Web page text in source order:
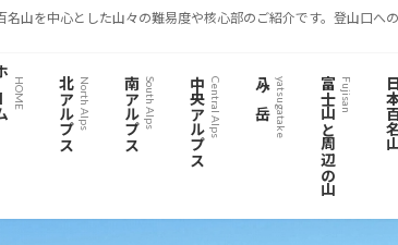
山を中心とした山々の難易度や核心部のご紹介です。登山口へ
ホーム HOME 北アルプスNorth Alps 南アルプスSouth Alps 中央アルプスCentral Alps 八ヶ岳yatsugatake 富士山と周辺の山Fujisan 日本